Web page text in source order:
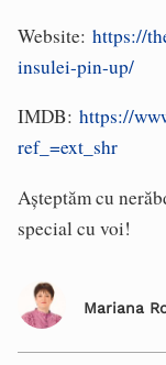
Website: https://
insulei-pin-up/
IMDB: https://
ref_=ext_shr
Așteptăm cu
special cu voi!
Mariana